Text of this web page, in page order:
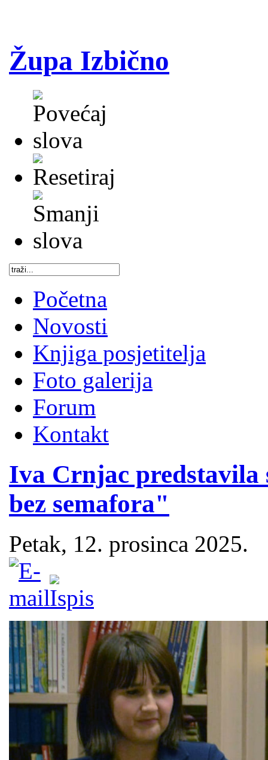
Župa Izbično
Početna
Novosti
Knjiga posjetitelja
Foto galerija
Forum
Kontakt
Iva Crnjac
bez semafora"
Petak, 12. prosinca 2025.